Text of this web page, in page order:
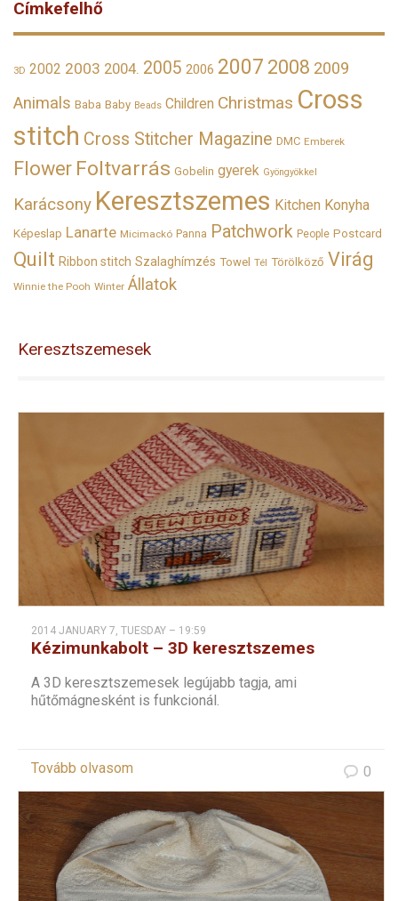
Címkefelhő
3D 2002 2003 2004. 2005 2006 2007 2008 2009
Animals Baba Baby Beads Children Christmas Cross
stitch Cross Stitcher Magazine DMC Emberek
Flower Foltvarrás Gobelin gyerek Gyöngyökkel
Karácsony Keresztszemes Kitchen Konyha
Képeslap Lanarte Micimackó Panna Patchwork People Postcard
Quilt Ribbon stitch Szalaghímzés Towel Tél Törölköző Virág
Winnie the Pooh Winter Állatok
Keresztszemesek
2014 JANUARY 7, TUESDAY – 19:59
Kézimunkabolt – 3D keresztszemes
A 3D keresztszemesek legújabb tagja, ami
hűtőmágnesként is funkcionál.
Tovább olvasom 0